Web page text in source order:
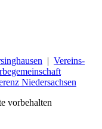
| Vereins-
Niedersachsen
vorbehalten